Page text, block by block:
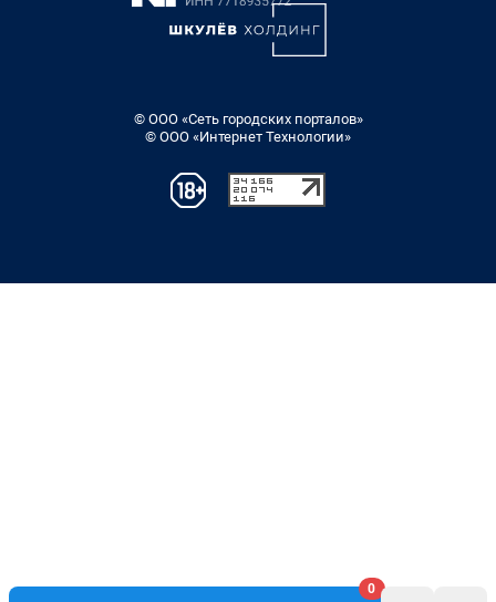
0
© ООО «Сеть городских порталов»
© ООО «Интернет Технологии»